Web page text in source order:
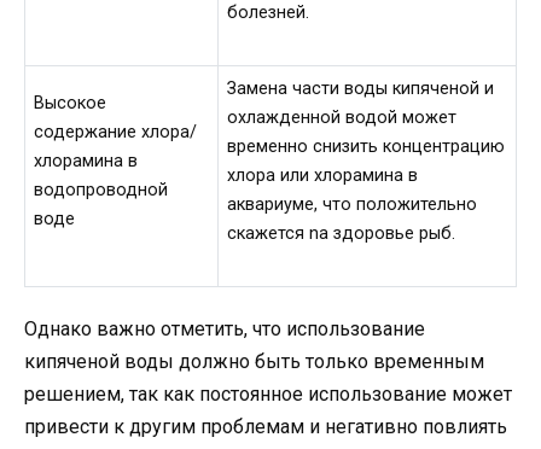
болезней.
Высокое
содержание хлора/
хлорамина в
водопроводной
воде
Замена части воды кипяченой и
охлажденной водой может
временно снизить концентрацию
хлора или хлорамина в
аквариуме, что положительно
скажется na здоровье рыб.
Однако важно отметить, что использование
кипяченой воды должно быть только временным
решением, так как постоянное использование может
привести к другим проблемам и негативно повлиять